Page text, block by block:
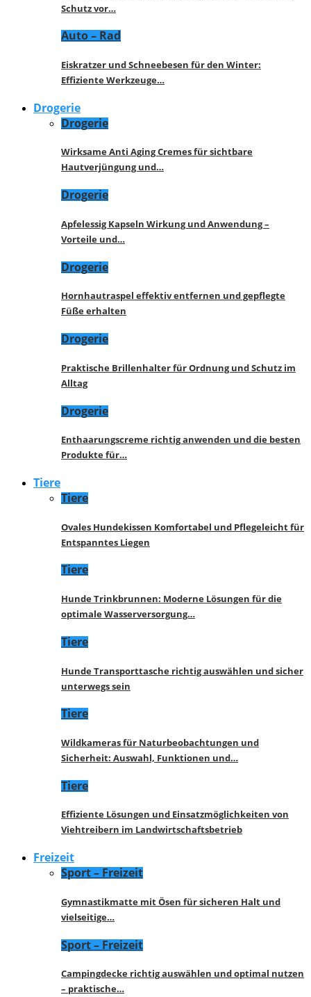
Schutz vor…
Auto – Rad
Eiskratzer und Schneebesen für den Winter:
Effiziente Werkzeuge…
Drogerie
Drogerie
Wirksame Anti Aging Cremes für sichtbare
Hautverjüngung und…
Drogerie
Apfelessig Kapseln Wirkung und Anwendung –
Vorteile und…
Drogerie
Hornhautraspel effektiv entfernen und gepflegte
Füße erhalten
Drogerie
Praktische Brillenhalter für Ordnung und Schutz im
Alltag
Drogerie
Enthaarungscreme richtig anwenden und die besten
Produkte für…
Tiere
Tiere
Ovales Hundekissen Komfortabel und Pflegeleicht für
Entspanntes Liegen
Tiere
Hunde Trinkbrunnen: Moderne Lösungen für die
optimale Wasserversorgung…
Tiere
Hunde Transporttasche richtig auswählen und sicher
unterwegs sein
Tiere
Wildkameras für Naturbeobachtungen und
Sicherheit: Auswahl, Funktionen und…
Tiere
Effiziente Lösungen und Einsatzmöglichkeiten von
Viehtreibern im Landwirtschaftsbetrieb
Freizeit
Sport – Freizeit
Gymnastikmatte mit Ösen für sicheren Halt und
vielseitige…
Sport – Freizeit
Campingdecke richtig auswählen und optimal nutzen
– praktische…